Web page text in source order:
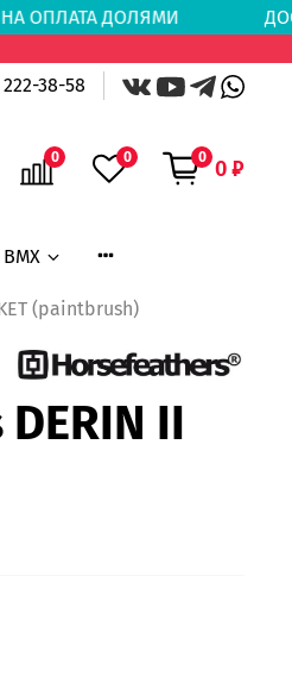
ОПЛАТА ДОЛЯМИ
222-38-58
0 0 0 0 ₽
BMX
(paintbrush)
II